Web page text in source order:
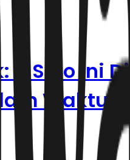
8 Shio Ini
Waktu